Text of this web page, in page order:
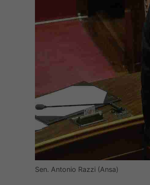
Sen. Antonio Razzi (Ansa)